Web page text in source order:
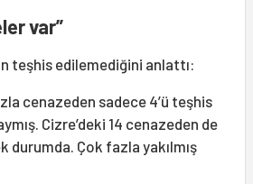
var”
teşhis edilemediğini anlattı:
cenazeden sadece 4’ü teşhis
Cizre’deki 14 cenazeden de
durumda. Çok fazla yakılmış